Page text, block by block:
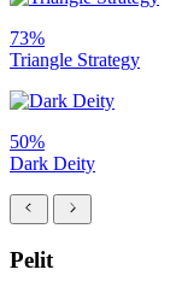
73%
Triangle Strategy
50%
Dark Deity
Pelit